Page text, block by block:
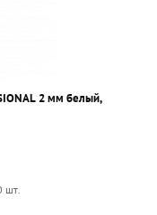
2 мм белый,
шт.